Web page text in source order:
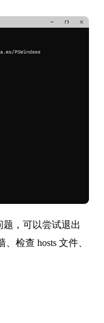
，可以尝试退出
检查 hosts 文件、